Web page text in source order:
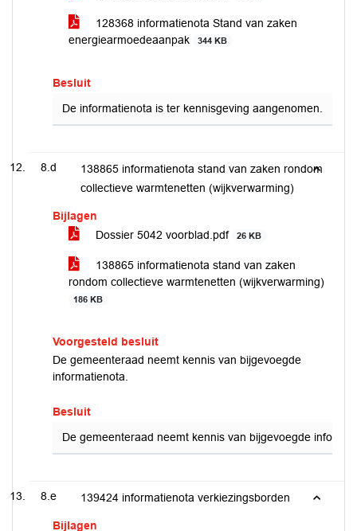
128368 informatienota Stand van zaken
energiearmoedeaanpak
344 KB
Besluit
De informatienota is ter kennisgeving aangenomen.
8.d
138865 informatienota stand van zaken rondom
collectieve warmtenetten (wijkverwarming)
Bijlagen
Dossier 5042 voorblad.pdf
26 KB
138865 informatienota stand van zaken
rondom collectieve warmtenetten (wijkverwarming)
186 KB
Voorgesteld besluit
De gemeenteraad neemt kennis van bijgevoegde
informatienota.
Besluit
De gemeenteraad neemt kennis van bijgevoegde
8.e 139424 informatienota verkiezingsborden
Bijlagen